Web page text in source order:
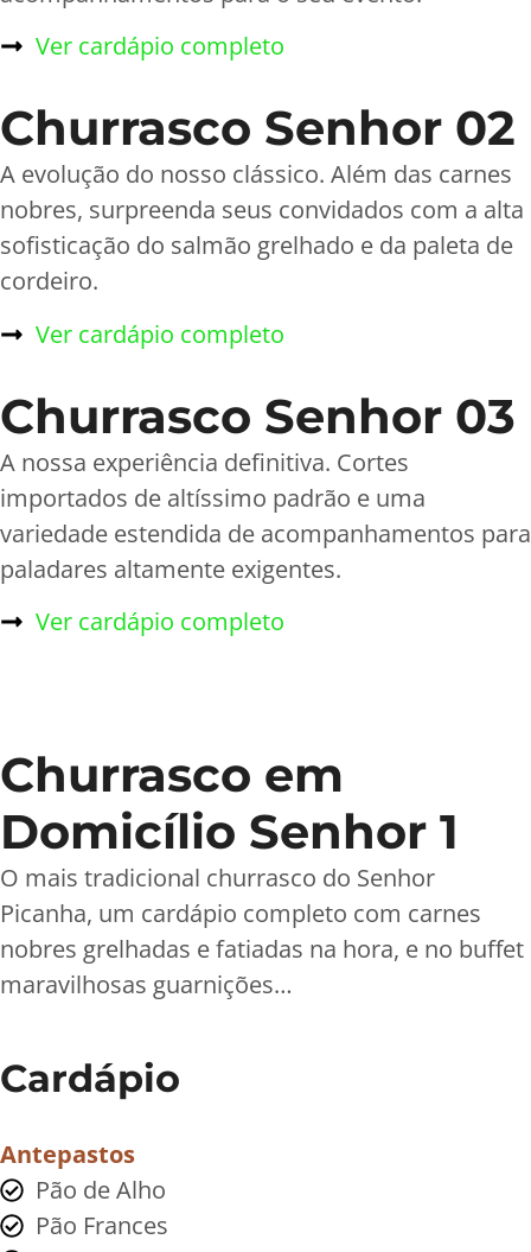
Ver cardápio completo
Churrasco Senhor 02
A evolução do nosso clássico. Além das carnes
nobres, surpreenda seus convidados com a alta
sofisticação do salmão grelhado e da paleta de
cordeiro.
Ver cardápio completo
Churrasco Senhor 03
A nossa experiência definitiva. Cortes
importados de altíssimo padrão e uma
variedade estendida de acompanhamentos para
paladares altamente exigentes.
Ver cardápio completo
Churrasco em
Domicílio Senhor 1
O mais tradicional churrasco do Senhor
Picanha, um cardápio completo com carnes
nobres grelhadas e fatiadas na hora, e no buffet
maravilhosas guarnições…
Cardápio
Antepastos
Pão de Alho
Pão Frances